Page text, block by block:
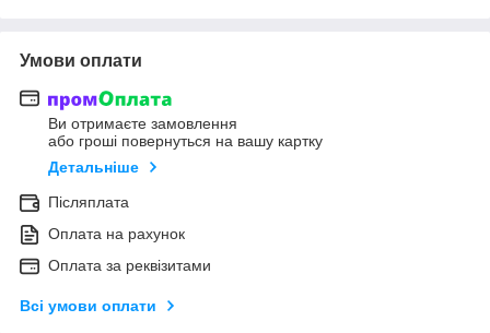
Умови оплати
Ви отримаєте замовлення
або гроші повернуться на вашу картку
Детальніше
Післяплата
Оплата на рахунок
Оплата за реквізитами
Всі умови оплати